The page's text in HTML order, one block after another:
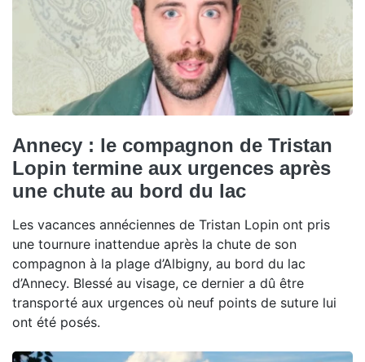
Annecy : le compagnon de Tristan
Lopin termine aux urgences après
une chute au bord du lac
Les vacances annéciennes de Tristan Lopin ont pris
une tournure inattendue après la chute de son
compagnon à la plage d’Albigny, au bord du lac
d’Annecy. Blessé au visage, ce dernier a dû être
transporté aux urgences où neuf points de suture lui
ont été posés.